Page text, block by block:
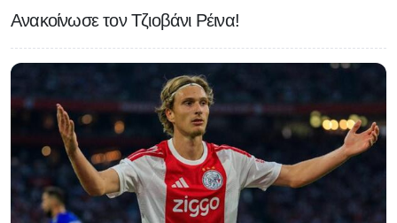
Ανακοίνωσε τον Τζιοβάνι Ρέινα!